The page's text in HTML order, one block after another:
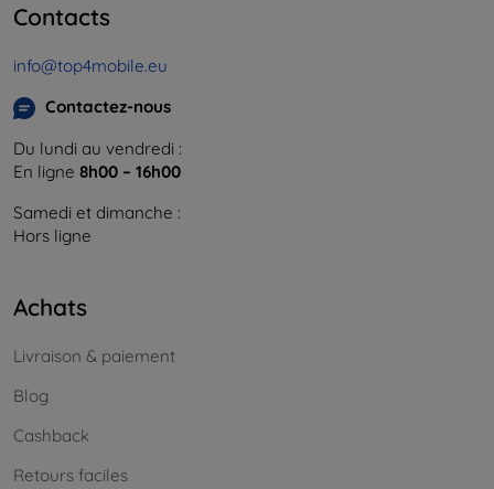
Contacts
info@top4mobile.eu
Contactez-nous
Du lundi au vendredi :
En ligne 8h00 – 16h00
Samedi et dimanche :
Hors ligne
Achats
Livraison & paiement
Blog
Cashback
Retours faciles